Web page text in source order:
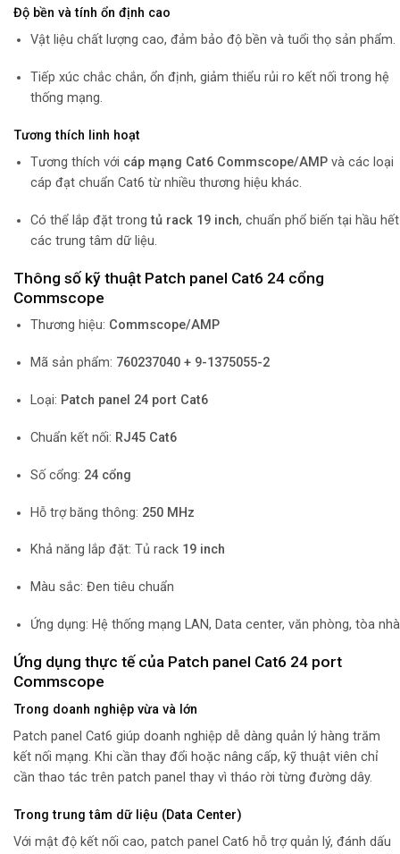
Độ bền và tính ổn định cao
Vật liệu chất lượng cao, đảm bảo độ bền và tuổi thọ sản phẩm.
Tiếp xúc chắc chắn, ổn định, giảm thiểu rủi ro kết nối trong hệ
thống mạng.
Tương thích linh hoạt
Tương thích với cáp mạng Cat6 Commscope/AMPvà các loại
cáp đạt chuẩn Cat6 từ nhiều thương hiệu khác.
Có thể lắp đặt trongtủ rack 19 inch, chuẩn phổ biến tại hầu hết
các trung tâm dữ liệu.
Thông số kỹ thuật Patch panel Cat6 24 cổng
Commscope
Thương hiệu: Commscope/AMP
Mã sản phẩm: 760237040 + 9-1375055-2
Loại: Patch panel 24 port Cat6
Chuẩn kết nối: RJ45 Cat6
Số cổng: 24 cổng
Hỗ trợ băng thông: 250 MHz
Khả năng lắp đặt: Tủ rack 19 inch
Màu sắc: Đen tiêu chuẩn
Ứng dụng: Hệ thống mạng LAN, Data center, văn phòng, tòa nhà
Ứng dụng thực tế của Patch panel Cat6 24 port
Commscope
Trong doanh nghiệp vừa và lớn
Patch panel Cat6 giúp doanh nghiệp dễ dàng quản lý hàng trăm
kết nối mạng. Khi cần thay đổi hoặc nâng cấp, kỹ thuật viên chỉ
cần thao tác trên patch panel thay vì tháo rời từng đường dây.
Trong trung tâm dữ liệu (Data Center)
Với mật độ kết nối cao, patch panel Cat6 hỗ trợ quản lý, đánh dấu